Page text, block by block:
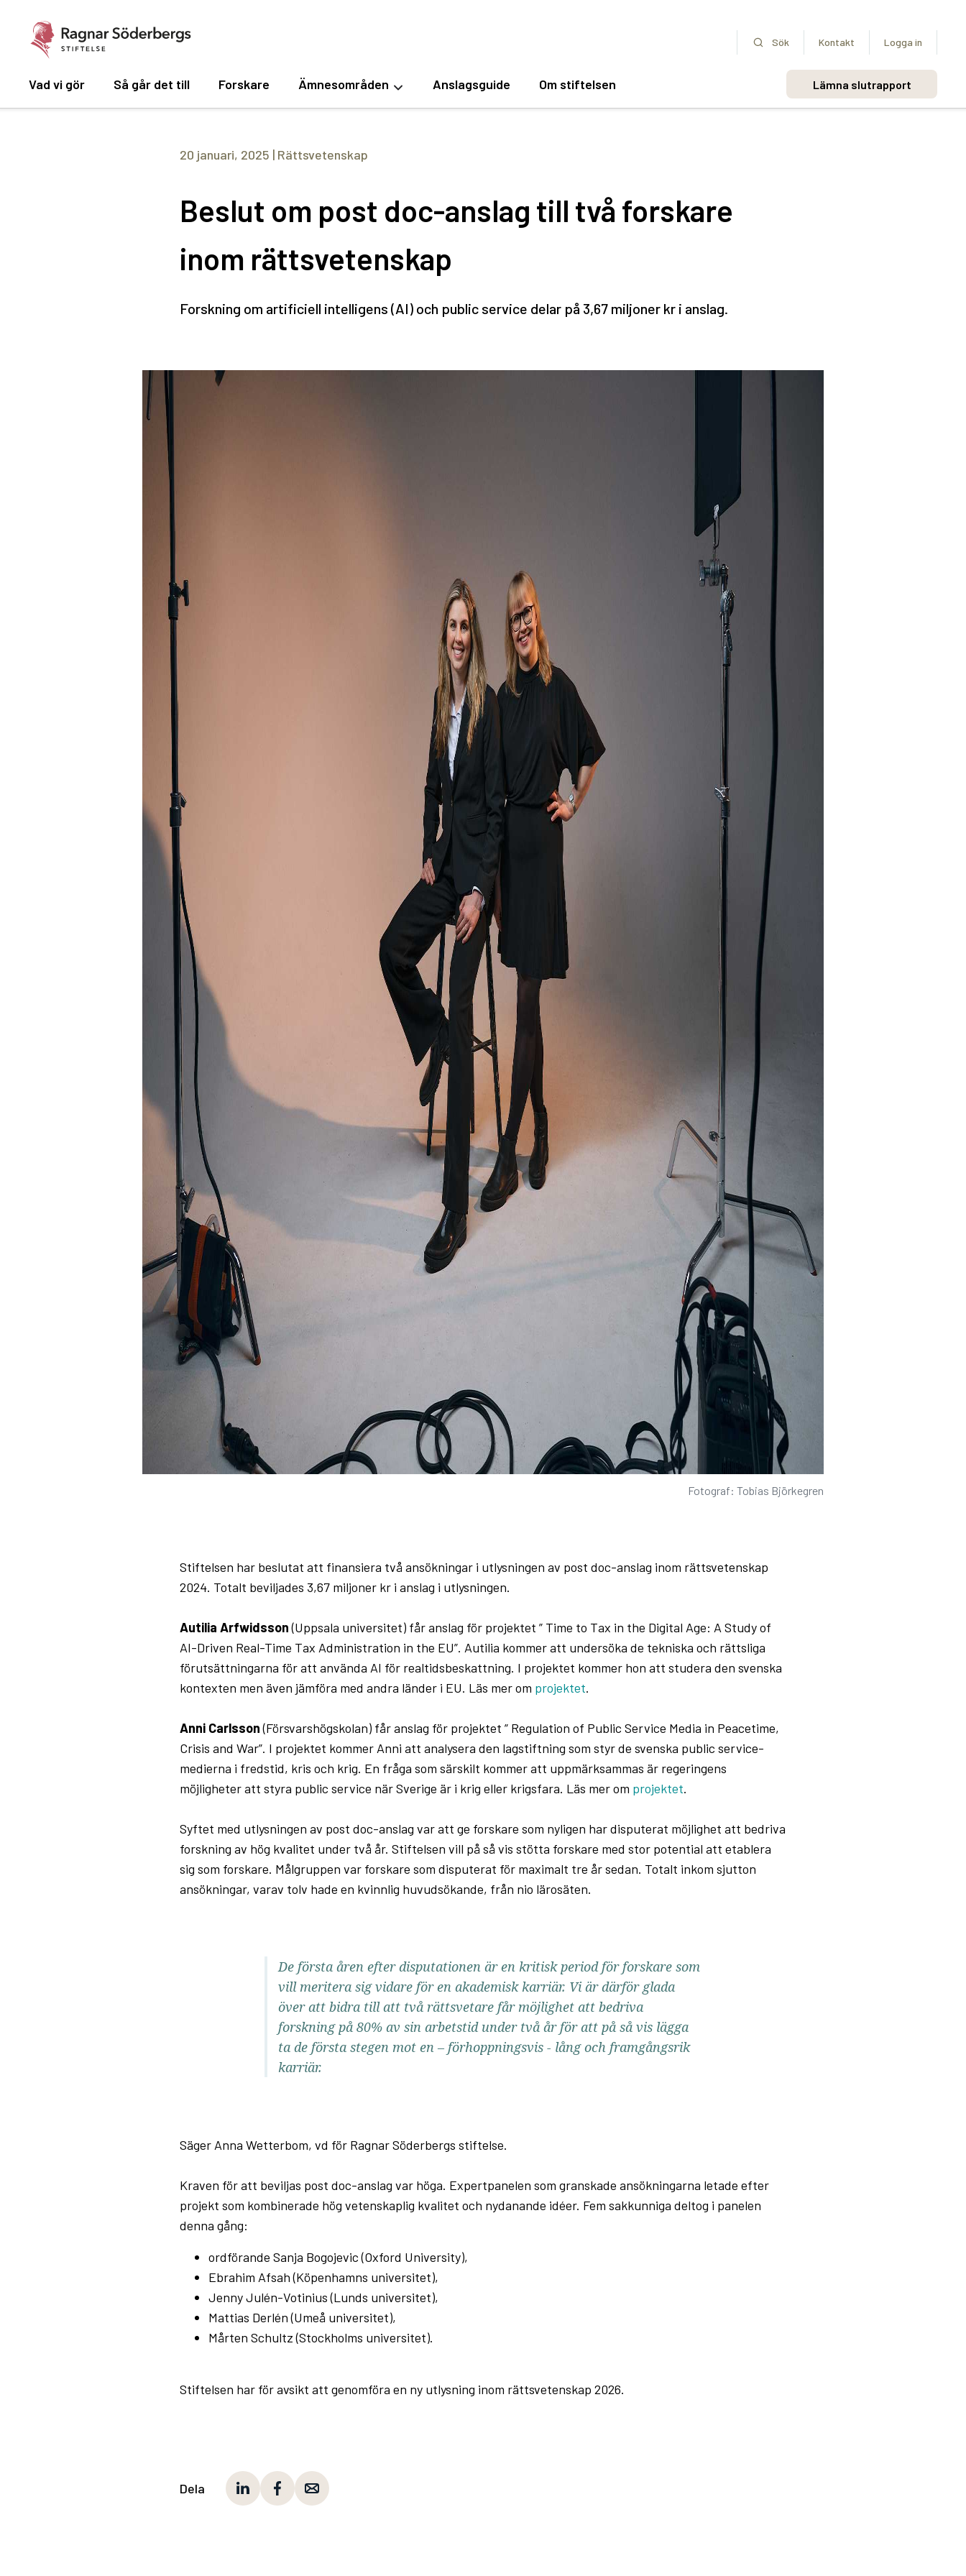
Sök Kontakt Logga in
Vad vi gör Så går det till Forskare Ämnesområden Anslagsguide Om stiftelsen Lämna slutrapport
20 januari, 2025 | Rättsvetenskap
Beslut om post doc-anslag till två forskare
inom rättsvetenskap
Forskning om artificiell intelligens (AI) och public service delar på 3,67 miljoner kr i anslag.
Fotograf: Tobias Björkegren
Stiftelsen har beslutat att finansiera två ansökningar i utlysningen av post doc-anslag inom rättsvetenskap
2024. Totalt beviljades 3,67 miljoner kr i anslag i utlysningen.
Autilia Arfwidsson(Uppsala universitet) får anslag för projektet ” Time to Tax in the Digital Age: A Study of
AI-Driven Real-Time Tax Administration in the EU”. Autilia kommer att undersöka de tekniska och rättsliga
förutsättningarna för att använda AI för realtidsbeskattning. I projektet kommer hon att studera den svenska
kontexten men även jämföra med andra länder i EU. Läs mer om projektet.
Anni Carlsson(Försvarshögskolan) får anslag för projektet ” Regulation of Public Service Media in Peacetime,
Crisis and War”. I projektet kommer Anni att analysera den lagstiftning som styr de svenska public service-
medierna i fredstid, kris och krig. En fråga som särskilt kommer att uppmärksammas är regeringens
möjligheter att styra public service när Sverige är i krig eller krigsfara. Läs mer om projektet.
Syftet med utlysningen av post doc-anslag var att ge forskare som nyligen har disputerat möjlighet att bedriva
forskning av hög kvalitet under två år. Stiftelsen vill på så vis stötta forskare med stor potential att etablera
sig som forskare. Målgruppen var forskare som disputerat för maximalt tre år sedan. Totalt inkom sjutton
ansökningar, varav tolv hade en kvinnlig huvudsökande, från nio lärosäten.
De första åren efter disputationen är en kritisk period för forskare som
vill meritera sig vidare för en akademisk karriär. Vi är därför glada
över att bidra till att två rättsvetare får möjlighet att bedriva
forskning på 80% av sin arbetstid under två år för att på så vis lägga
ta de första stegen mot en – förhoppningsvis - lång och framgångsrik
karriär.
Säger Anna Wetterbom, vd för Ragnar Söderbergs stiftelse.
Kraven för att beviljas post doc-anslag var höga. Expertpanelen som granskade ansökningarna letade efter
projekt som kombinerade hög vetenskaplig kvalitet och nydanande idéer. Fem sakkunniga deltog i panelen
denna gång:
ordförande Sanja Bogojevic (Oxford University),
Ebrahim Afsah (Köpenhamns universitet),
Jenny Julén-Votinius (Lunds universitet),
Mattias Derlén (Umeå universitet),
Mårten Schultz (Stockholms universitet).
Stiftelsen har för avsikt att genomföra en ny utlysning inom rättsvetenskap 2026.
Dela